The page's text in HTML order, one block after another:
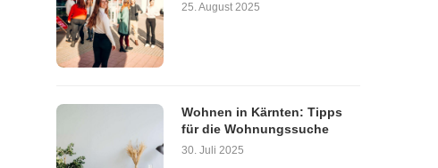
25. August 2025
Wohnen in Kärnten: Tipps
für die Wohnungssuche
30. Juli 2025